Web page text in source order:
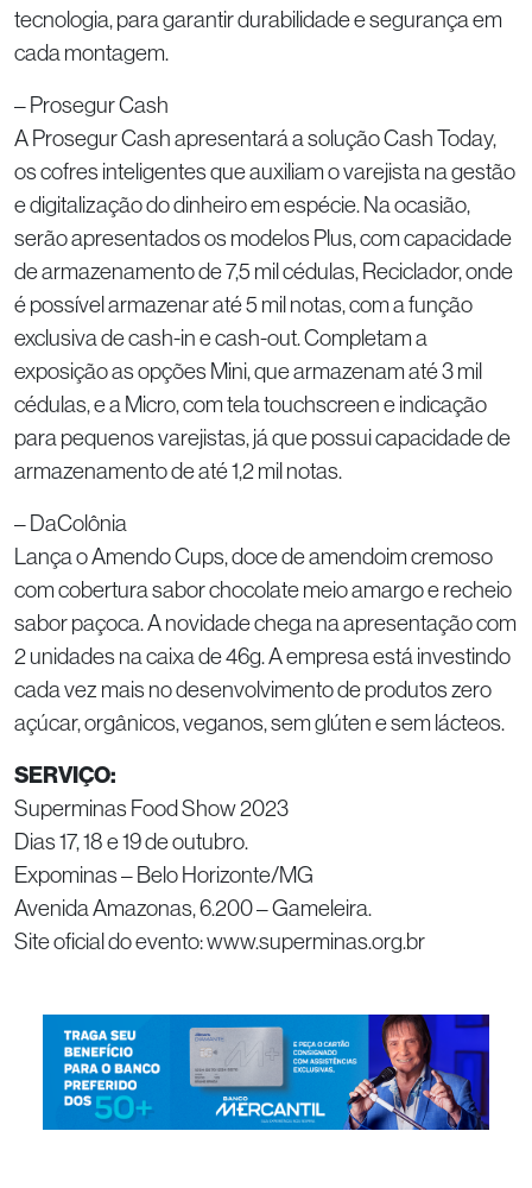
tecnologia, para garantir durabilidade e segurança em
cada montagem.
– Prosegur Cash
A Prosegur Cash apresentará a solução Cash Today,
os cofres inteligentes que auxiliam o varejista na gestão
e digitalização do dinheiro em espécie. Na ocasião,
serão apresentados os modelos Plus, com capacidade
de armazenamento de 7,5 mil cédulas, Reciclador, onde
é possível armazenar até 5 mil notas, com a função
exclusiva de cash-in e cash-out. Completam a
exposição as opções Mini, que armazenam até 3 mil
cédulas, e a Micro, com tela touchscreen e indicação
para pequenos varejistas, já que possui capacidade de
armazenamento de até 1,2 mil notas.
– DaColônia
Lança o Amendo Cups, doce de amendoim cremoso
com cobertura sabor chocolate meio amargo e recheio
sabor paçoca. A novidade chega na apresentação com
2 unidades na caixa de 46g. A empresa está investindo
cada vez mais no desenvolvimento de produtos zero
açúcar, orgânicos, veganos, sem glúten e sem lácteos.
SERVIÇO:
Superminas Food Show 2023
Dias 17, 18 e 19 de outubro.
Expominas – Belo Horizonte/MG
Avenida Amazonas, 6.200 – Gameleira.
Site oficial do evento: www.superminas.org.br